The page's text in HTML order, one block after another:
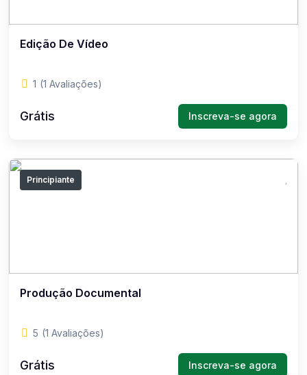
Edição De Vídeo
1 (1 Avaliações)
Grátis Inscreva-se agora
Principiante
Produção Documental
5 (1 Avaliações)
Grátis Inscreva-se agora